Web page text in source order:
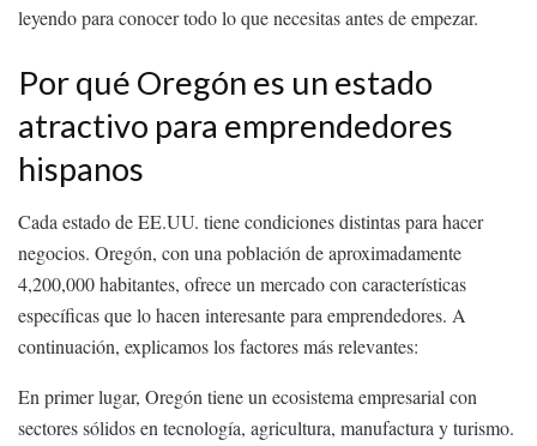
leyendo para conocer todo lo que necesitas antes de empezar.
Por qué Oregón es un estado
atractivo para emprendedores
hispanos
Cada estado de EE.UU. tiene condiciones distintas para hacer
negocios. Oregón, con una población de aproximadamente
4,200,000 habitantes, ofrece un mercado con características
específicas que lo hacen interesante para emprendedores. A
continuación, explicamos los factores más relevantes:
En primer lugar, Oregón tiene un ecosistema empresarial con
sectores sólidos en tecnología, agricultura, manufactura y turismo.